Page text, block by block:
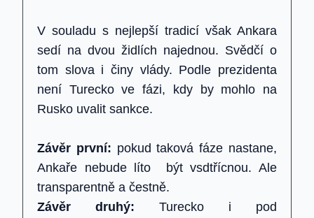
V souladu s nejlepší tradicí však Ankara
sedí na dvou židlích najednou. Svědčí o
tom slova i činy vlády. Podle prezidenta
není Turecko ve fázi, kdy by mohlo na
Rusko uvalit sankce.
Závěr první: pokud taková fáze nastane,
Ankaře nebude líto být vsdtřícnou. Ale
transparentně a čestně.
Závěr druhý: Turecko i pod